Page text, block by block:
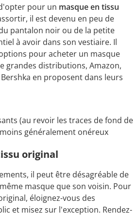
pour un masque en tissu
il est devenu en peu de
pantalon noir ou de la petite
à avoir dans son vestiaire. Il
pour acheter un masque
grandes distributions, Amazon,
en proposent dans leurs
(au revoir les traces de fond de
généralement onéreux
original
il peut être désagréable de
masque que son voisin. Pour
éloignez-vous des
et misez sur l'exception. Rendez-